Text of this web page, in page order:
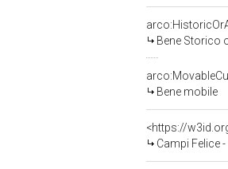
Bene Storico
Bene mobile
<https://
Campi Felice